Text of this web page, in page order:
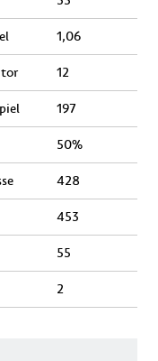
1,06
12
197
50%
428
453
55
2